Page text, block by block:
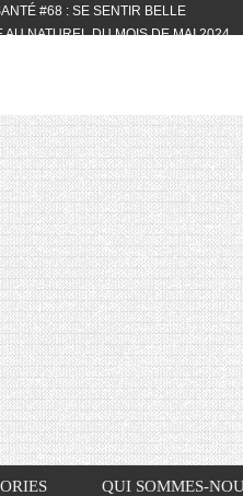
#68 : SE SENTIR BELLE
AU NATUREL DU MOIS DE MAI 2024
LITTLE & BIOTYFULL BOX DU MOIS
PREP & CONVIVIALITÉ
LITTLE & BIOTYFULL BOX DU MOIS
#67 : L’AVIS DES AUTRES, CE
LITTLE & BIOTYFULL BOX DES MOIS
AKILA
#JANVIER2024
IDÉES RECETTES RISOTTO
QUI SOMMES-